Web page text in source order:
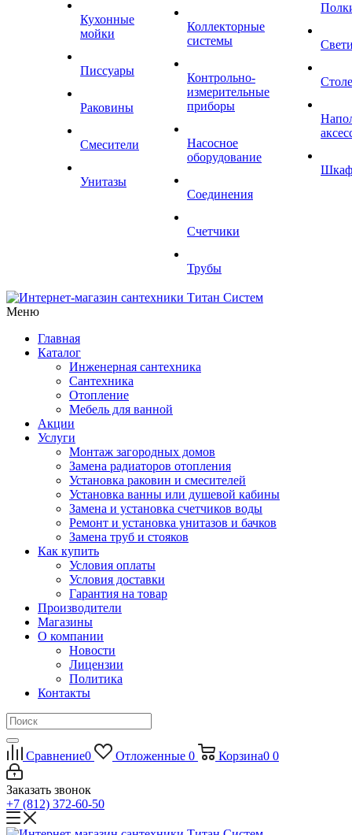
Кухонные
мойки
Писсуары
Раковины
Смесители
Унитазы
Коллекторные
системы
Контрольно-
измерительные
приборы
Насосное
оборудование
Соединения
Счетчики
Трубы
Меню
Главная
Каталог
Инженерная сантехника
Сантехника
Отопление
Мебель для ванной
Акции
Услуги
Монтаж загородных домов
Замена радиаторов отопления
Установка раковин и смесителей
Установка ванны или душевой кабины
Замена и установка счетчиков воды
Ремонт и установка унитазов и бачков
Замена труб и стояков
Как купить
Условия оплаты
Условия доставки
Гарантия на товар
Производители
Магазины
О компании
Новости
Лицензии
Политика
Контакты
Сравнение0 Отложенные 0 Корзина0 0
Заказать звонок
+7 (812) 372-60-50